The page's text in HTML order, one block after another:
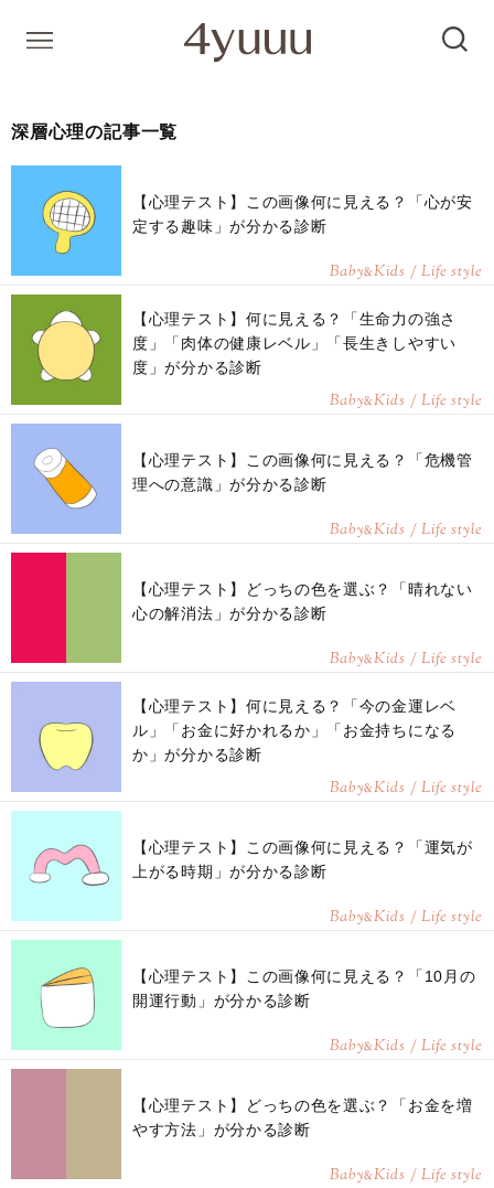
深層心理の記事一覧
【心理テスト】この画像何に見える？「心が安
定する趣味」が分かる診断
Baby&Kids / Life style
【心理テスト】何に見える？「生命力の強さ
度」「肉体の健康レベル」「長生きしやすい
度」が分かる診断
Baby&Kids / Life style
【心理テスト】この画像何に見える？「危機管
理への意識」が分かる診断
Baby&Kids / Life style
【心理テスト】どっちの色を選ぶ？「晴れない
心の解消法」が分かる診断
Baby&Kids / Life style
【心理テスト】何に見える？「今の金運レベ
ル」「お金に好かれるか」「お金持ちになる
か」が分かる診断
Baby&Kids / Life style
【心理テスト】この画像何に見える？「運気が
上がる時期」が分かる診断
Baby&Kids / Life style
【心理テスト】この画像何に見える？「10月の
開運行動」が分かる診断
Baby&Kids / Life style
【心理テスト】どっちの色を選ぶ？「お金を増
やす方法」が分かる診断
Baby&Kids / Life style